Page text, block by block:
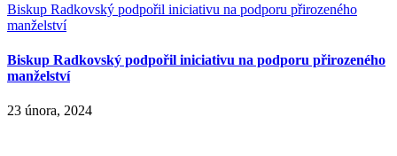
Biskup Radkovský podpořil iniciativu na podporu přirozeného
manželství
Biskup Radkovský podpořil iniciativu na podporu přirozeného
manželství
23 února, 2024